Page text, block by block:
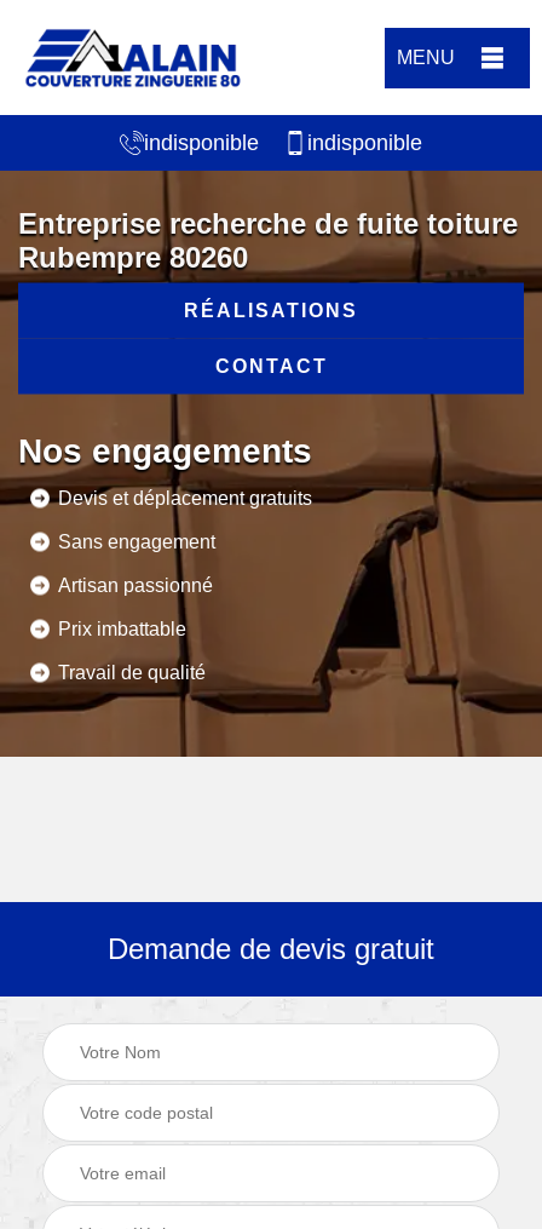
MENU
indisponible indisponible
Entreprise recherche de fuite toiture
Rubempre 80260
RÉALISATIONS
CONTACT
Nos engagements
Devis et déplacement gratuits
Sans engagement
Artisan passionné
Prix imbattable
Travail de qualité
Demande de devis gratuit